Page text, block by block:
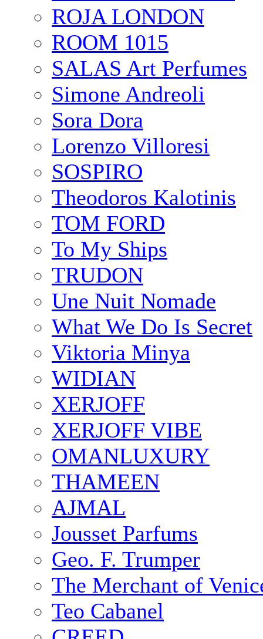
ROJA LONDON
ROOM 1015
SALAS Art Perfumes
Simone Andreoli
Sora Dora
Lorenzo Villoresi
SOSPIRO
Theodoros Kalotinis
TOM FORD
To My Ships
TRUDON
Une Nuit Nomade
What We Do Is Secret
Viktoria Minya
WIDIAN
XERJOFF
XERJOFF VIBE
OMANLUXURY
THAMEEN
AJMAL
Jousset Parfums
Geo. F. Trumper
The Merchant of
Teo Cabanel